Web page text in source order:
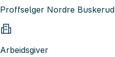
Proffselger Nordre Buskerud
Arbeidsgiver